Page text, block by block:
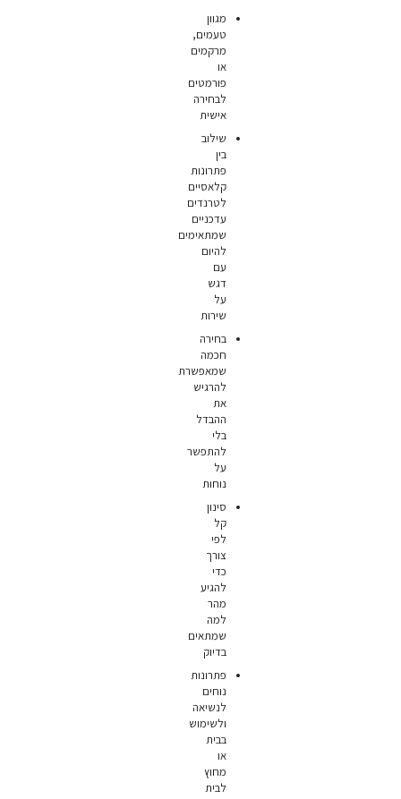
מגוון
טעמים,
מרקמים
או
פורמטים
לבחירה
אישית
שילוב
בין
פתרונות
קלאסיים
לטרנדים
עדכניים
שמתאימים
להיום
עם
דגש
על
שירות
בחירה
חכמה
שמאפשרת
להרגיש
את
ההבדל
בלי
להתפשר
על
נוחות
סינון
קל
לפי
צורך
כדי
להגיע
מהר
למה
שמתאים
בדיוק
פתרונות
נוחים
לנשיאה
ולשימוש
בבית
או
מחוץ
לבית